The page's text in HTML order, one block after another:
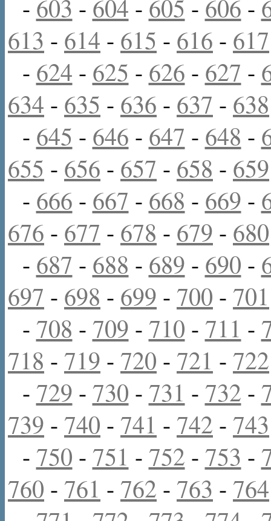
- 603 - 604 - 605 - 606 -
613 - 614 - 615 - 616 - 617
- 624 - 625 - 626 - 627 -
634 - 635 - 636 - 637 - 638
- 645 - 646 - 647 - 648 -
655 - 656 - 657 - 658 - 659
- 666 - 667 - 668 - 669 -
676 - 677 - 678 - 679 - 680
- 687 - 688 - 689 - 690 -
697 - 698 - 699 - 700 - 701
- 708 - 709 - 710 - 711 -
718 - 719 - 720 - 721 - 722
- 729 - 730 - 731 - 732 -
739 - 740 - 741 - 742 - 743
- 750 - 751 - 752 - 753 -
760 - 761 - 762 - 763 - 764